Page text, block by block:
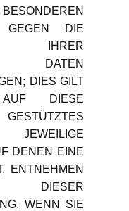
GEGEN DIE
IHRER
DATEN
DIES GILT
DIESE
DENEN EINE
ENTNEHMEN
WENN SIE